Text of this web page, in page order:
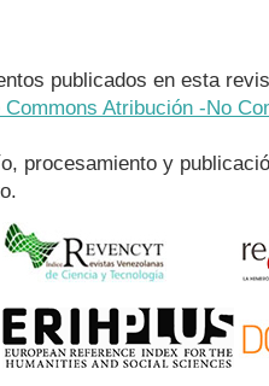
publicados en esta
Atribución -No
procesamiento y